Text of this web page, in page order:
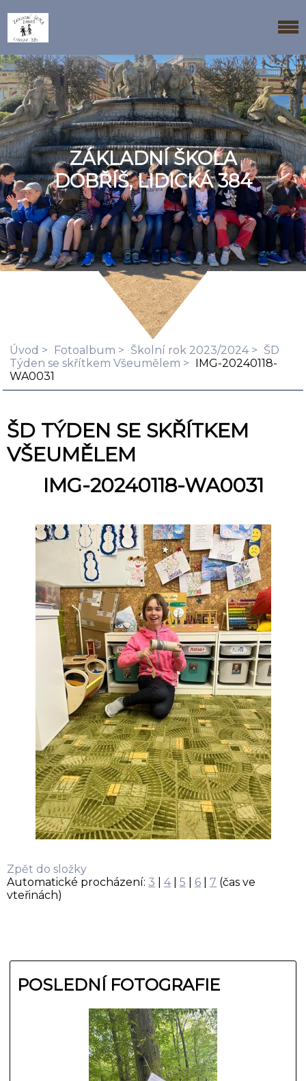
ZÁKLADNÍ ŠKOLA
DOBŘÍŠ, LIDICKÁ 384
Úvod Fotoalbum Školní rok 2023/2024
ŠD
Týden se skřítkem Všeumělem
IMG-20240118-
WA0031
ŠD TÝDEN SE SKŘÍTKEM
VŠEUMĚLEM
IMG-20240118-WA0031
Zpět do složky
Automatické procházení: 3 4| 5 6 7 (čas ve
vteřinách)
POSLEDNÍ FOTOGRAFIE